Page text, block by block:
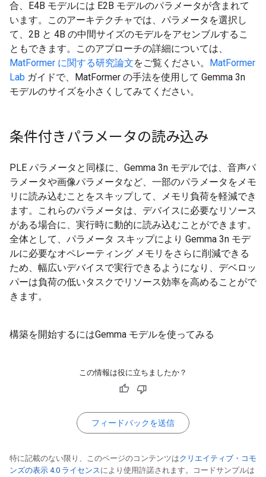
合、E4B モデルには E2B モデルのパラメータが含まれて
います。このアーキテクチャでは、パラメータを選択し
て、2B と 4B の中間サイズのモデルをアセンブルするこ
ともできます。このアプローチの詳細については、
MatFormer に関する研究論文をご覧ください。
MatFormer
Lab ガイドで、MatFormer の手法を使用して Gemma 3n
モデルのサイズを小さくしてみてください。
条件付きパラメータの読み込み
PLE パラメータと同様に、Gemma 3n モデルでは、音声パ
ラメータや画像パラメータなど、一部のパラメータをメモ
リに読み込むことをスキップして、メモリ負荷を軽減でき
ます。これらのパラメータは、デバイスに必要なリソース
がある場合に、実行時に動的に読み込むことができます。
全体として、パラメータ スキップにより Gemma 3n モデ
ルに必要なオペレーティング メモリをさらに削減できる
ため、幅広いデバイスで実行できるようになり、デベロッ
パーは負荷の低いタスクでリソース効率を高めることがで
きます。
構築を開始するにはGemma モデルを使ってみる
この情報は役に立ちましたか？
フィードバックを送信
特に記載のない限り、このページのコンテンツはクリエイティブ・コモ
ンズの表示 4.0 ライセンスにより使用許諾されます。コードサンプルは